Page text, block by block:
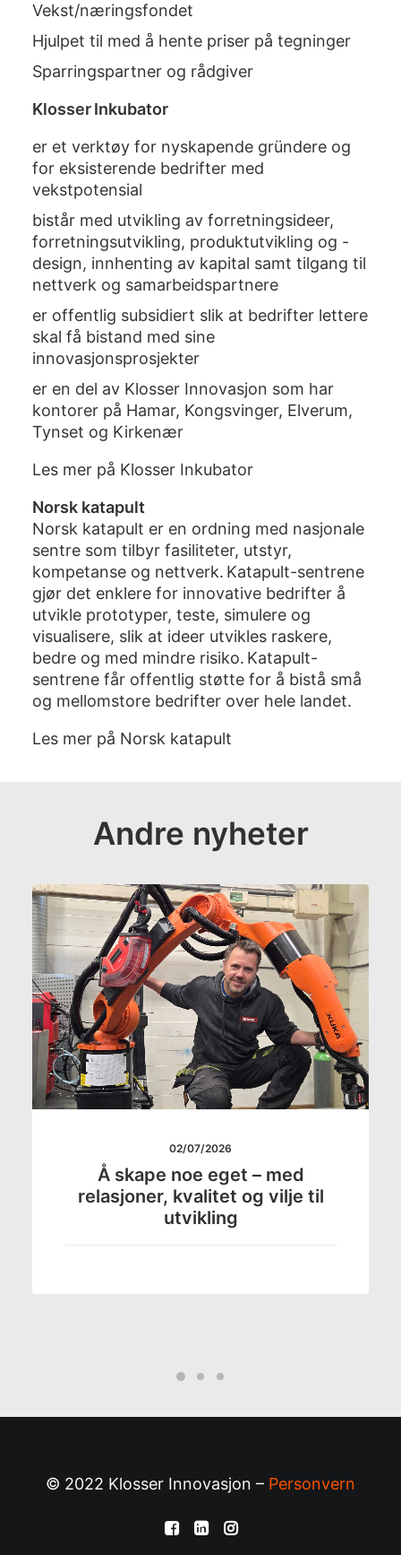
Vekst/næringsfondet
Hjulpet til med å hente priser på tegninger
Sparringspartner og rådgiver
Klosser Inkubator
er et verktøy for nyskapende gründere og
for eksisterende bedrifter med
vekstpotensial
bistår med utvikling av forretningsideer,
forretningsutvikling, produktutvikling og -
design, innhenting av kapital samt tilgang til
nettverk og samarbeidspartnere
er offentlig subsidiert slik at bedrifter lettere
skal få bistand med sine
innovasjonsprosjekter
er en del av Klosser Innovasjon som har
kontorer på Hamar, Kongsvinger, Elverum,
Tynset og Kirkenær
Les mer på Klosser Inkubator
Norsk katapult
Norsk katapult er en ordning med nasjonale
sentre som tilbyr fasiliteter, utstyr,
kompetanse og nettverk. Katapult-sentrene
gjør det enklere for innovative bedrifter å
utvikle prototyper, teste, simulere og
visualisere, slik at ideer utvikles raskere,
bedre og med mindre risiko. Katapult-
sentrene får offentlig støtte for å bistå små
og mellomstore bedrifter over hele landet.
Les mer på Norsk katapult
Andre nyheter
02/07/2026
Å skape noe eget – med
relasjoner, kvalitet og vilje til
utvikling
© 2022 Klosser Innovasjon – Personvern